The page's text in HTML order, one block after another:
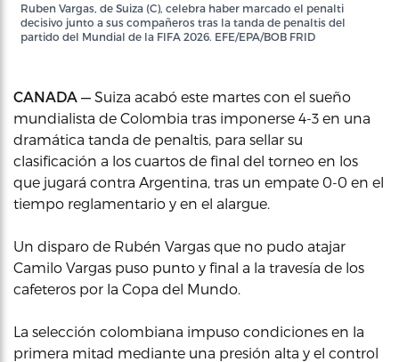
Ruben Vargas, de Suiza (C), celebra haber marcado el penalti
decisivo junto a sus compañeros tras la tanda de penaltis del
partido del Mundial de la FIFA 2026. EFE/EPA/BOB FRID
CANADA — Suiza acabó este martes con el sueño
mundialista de Colombia tras imponerse 4-3 en una
dramática tanda de penaltis, para sellar su
clasificación a los cuartos de final del torneo en los
que jugará contra Argentina, tras un empate 0-0 en el
tiempo reglamentario y en el alargue.
Un disparo de Rubén Vargas que no pudo atajar
Camilo Vargas puso punto y final a la travesía de los
cafeteros por la Copa del Mundo.
La selección colombiana impuso condiciones en la
primera mitad mediante una presión alta y el control